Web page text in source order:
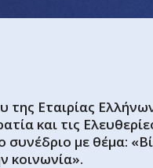
της Εταιρίας
και τις
με θέμα:
κοινωνία».